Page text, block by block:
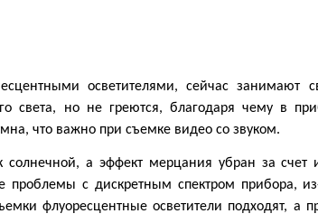
осветителями, сейчас занимают
света, но не греются, благодаря чему в
что важно при съемке видео со звуком.
солнечной, а эффект мерцания убран за счет
с дискретным спектром прибора,
флуоресцентные осветители подходят, а